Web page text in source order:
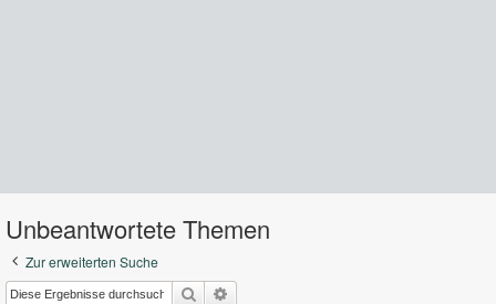
Unbeantwortete Themen
Zur erweiterten Suche
Suche